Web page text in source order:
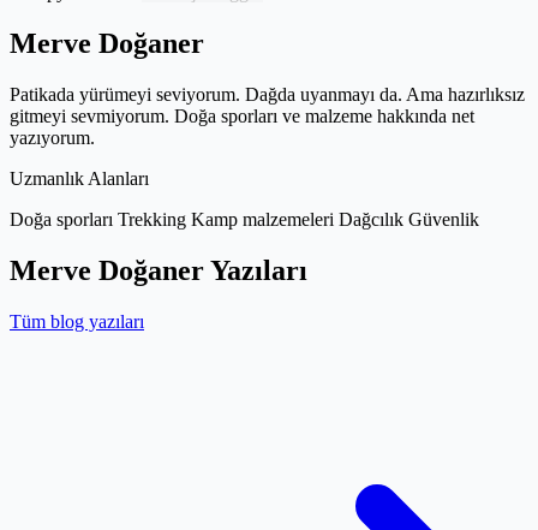
Merve Doğaner
Patikada yürümeyi seviyorum. Dağda uyanmayı da. Ama hazırlıksız
gitmeyi sevmiyorum. Doğa sporları ve malzeme hakkında net
yazıyorum.
Uzmanlık Alanları
Doğa sporları Trekking Kamp malzemeleri Dağcılık Güvenlik
Merve Doğaner Yazıları
Tüm blog yazıları